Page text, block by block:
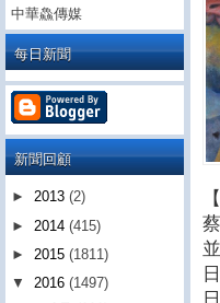
中華鱻傳媒
每日新聞
新聞回顧
► 2013 (2)
► 2014 (415)
► 2015 (1811)
▼ 2016 (1497)